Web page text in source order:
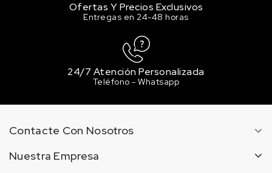
Ofertas Y Precios Exclusivos
Entregas en 24-48 horas
24/7 Atención Personalizada
Teléfono - Whatsapp
Contacte Con Nosotros
Nuestra Empresa